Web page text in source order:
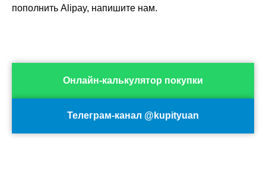
пополнить Alipay, напишите нам.
Онлайн-калькулятор покупки
Телеграм-канал @kupityuan